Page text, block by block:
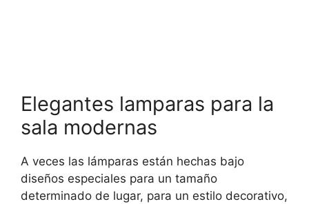
Elegantes lamparas para la
sala modernas
A veces las lámparas están hechas bajo
diseños especiales para un tamaño
determinado de lugar, para un estilo decorativo,